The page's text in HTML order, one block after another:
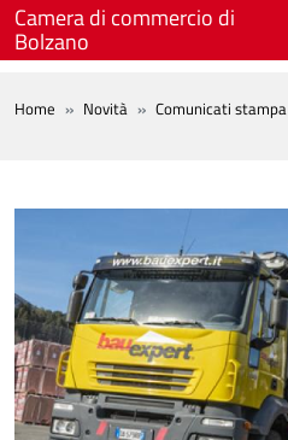
Salta al contenuto principale
Camera di commercio di
Bolzano
BREADCRUMB
Home Novità Comunicati stampa